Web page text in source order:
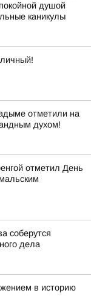
душой
каникулы
отметили на
духом!
отметил День
соберутся
дела
в историю